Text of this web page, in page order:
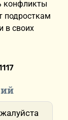
конфликты
подросткам
в своих